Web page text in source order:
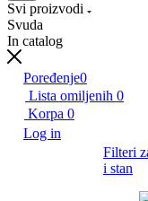
Svi proizvodi
Svuda
In catalog
Poređenje0
Lista omiljenih 0
Korpa 0
Log in
Filteri
i stan